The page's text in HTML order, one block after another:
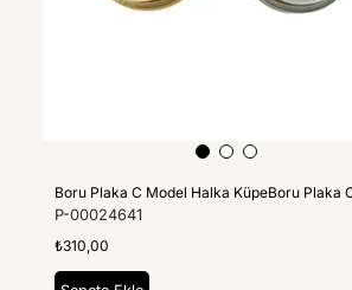
P-00024641
₺310,00